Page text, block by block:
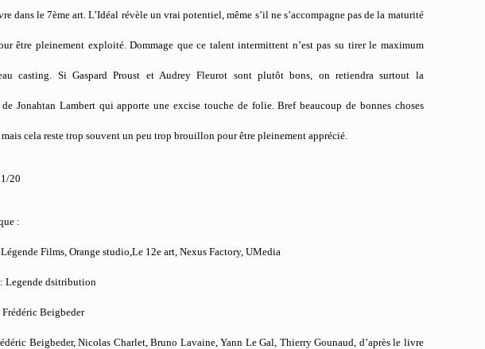
dans le 7ème art. L’Idéal révèle un vrai potentiel, même s’il ne s’accompagne pas de la maturité
être pleinement exploité. Dommage que ce talent intermittent n’est pas su tirer le maximum
casting. Si Gaspard Proust et Audrey Fleurot sont plutôt bons, on retiendra surtout la
de Jonahtan Lambert qui apporte une excise touche de folie. Bref beaucoup de bonnes choses
cela reste trop souvent un peu trop brouillon pour être pleinement apprécié.
20
:
Films, Orange studio,Le 12e art, Nexus Factory, UMedia
Legende dsitribution
Beigbeder
Beigbeder, Nicolas Charlet, Bruno Lavaine, Yann Le Gal, Thierry Gounaud, d’après le livre